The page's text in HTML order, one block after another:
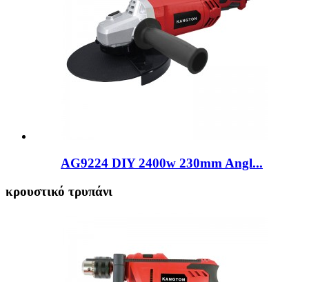
AG9224 DIY 2400w 230mm Angl...
κρουστικό τρυπάνι